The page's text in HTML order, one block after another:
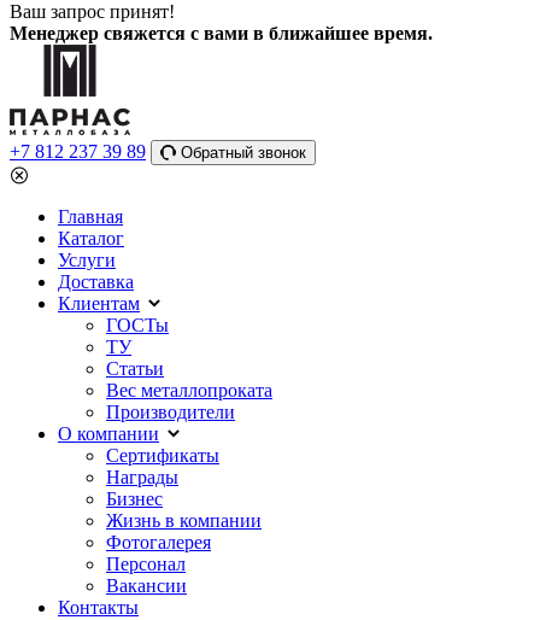
Ваш запрос принят!
Менеджер свяжется с вами в ближайшее время.
+7 812 237 39 89 Обратный звонок
Главная
Каталог
Услуги
Доставка
Клиентам
ГОСТы
ТУ
Статьи
Вес металлопроката
Производители
О компании
Сертификаты
Награды
Бизнес
Жизнь в компании
Фотогалерея
Персонал
Вакансии
Контакты